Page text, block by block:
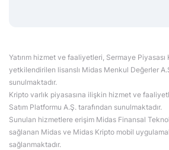
Yatırım hizmet ve faaliyetleri, Sermaye Piyasası
yetkilendirilen lisanslı Midas Menkul Değerler
sunulmaktadır.
Kripto varlık piyasasına ilişkin hizmet ve
Satım Platformu A.Ş. tarafından sunulmaktadır.
Sunulan hizmetlere erişim Midas Finansal
sağlanan Midas ve Midas Kripto mobil
sağlanmaktadır.